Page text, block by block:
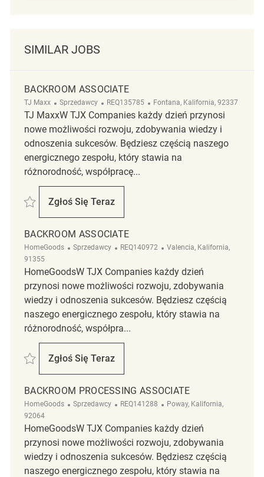
SIMILAR JOBS
BACKROOM ASSOCIATE
TJ Maxx Kategoria
Sprzedawcy ReqId
REQ135785 Lokalizacja
Fontana, Kalifornia, 92337
TJ MaxxW TJX Companies każdy dzień przynosi
nowe możliwości rozwoju, zdobywania wiedzy i
odnoszenia sukcesów. Będziesz częścią naszego
energicznego zespołu, który stawia na
różnorodność, współpracę...
Zapisać Backroom Associate REQ135785
Zgłoś Się Teraz
Backroom Associate
BACKROOM ASSOCIATE
HomeGoods Kategoria
Sprzedawcy ReqId
REQ140972 Lokalizacja
Valencia, Kalifornia,
91355
HomeGoodsW TJX Companies każdy dzień
przynosi nowe możliwości rozwoju, zdobywania
wiedzy i odnoszenia sukcesów. Będziesz częścią
naszego energicznego zespołu, który stawia na
różnorodność, współpra...
Zapisać backroom associate REQ140972
Zgłoś Się Teraz
Backroom Associate
BACKROOM PROCESSING ASSOCIATE
HomeGoods Kategoria
Sprzedawcy ReqId
REQ141288 Lokalizacja
Poway, Kalifornia,
92064
HomeGoodsW TJX Companies każdy dzień
przynosi nowe możliwości rozwoju, zdobywania
wiedzy i odnoszenia sukcesów. Będziesz częścią
naszego energicznego zespołu, który stawia na